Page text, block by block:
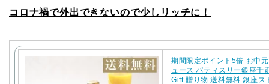
コロナ禍で外出できないので少しリッチに！
期間限定ポイント5倍 お中
ュース パティスリー銀座千
Gift 贈り物 送料無料 銀座ス